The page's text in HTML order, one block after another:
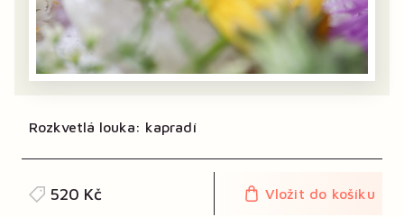
Rozkvetlá louka: kapradí
520 Kč Vložit do košíku